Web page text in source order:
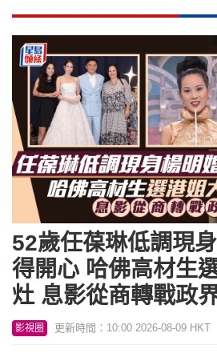
52歲任葆琳低調現
得開心 哈佛高材生
灶 息影從商轉戰政
影視圈 更新時間：10:00 2026-08-09 HKT